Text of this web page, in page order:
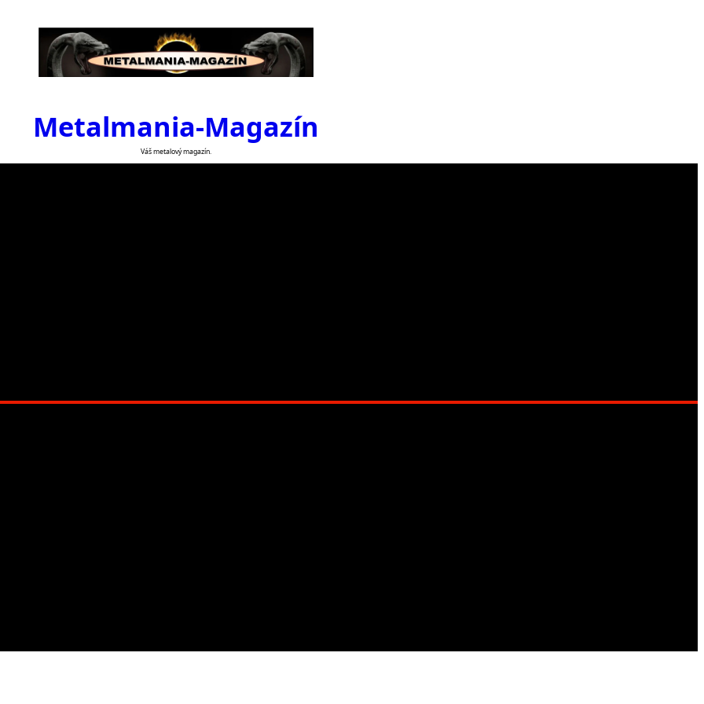
Metalmania-Magazín
Váš metalový magazín.